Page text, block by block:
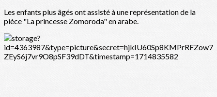
Les enfants plus âgés ont assisté à une représentation de la
pièce "La princesse Zomoroda" en arabe.